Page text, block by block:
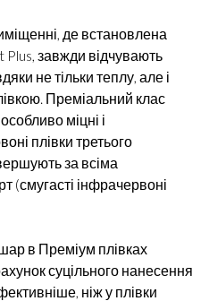
де встановлена
завжди відчувають
не тільки теплу, але і
Преміальний клас
міцні і
плівки третього
за всіма
(смугасті інфрачервоні
в Преміум плівках
суцільного нанесення
ніж у плівки